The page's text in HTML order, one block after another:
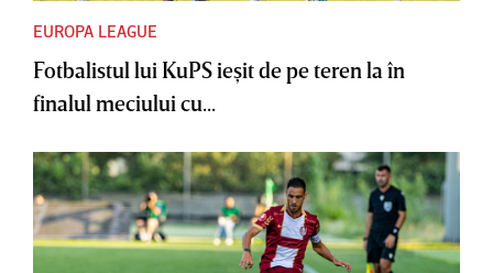
EUROPA LEAGUE
Fotbalistul lui KuPS ieşit de pe teren la în
finalul meciului cu...